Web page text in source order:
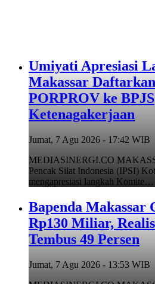
Umiyati Apresiasi
Makassar
PORPROV ke BPJS
Ketenagakerjaan
Jumat, 7 Agu 2026 - 17:42 WIB
MEDIASINERGI.CO
Pencak Silat Indonesia (IPSI)
mengapresiasi langkah Komite…
Bapenda Makassar
Rp130 Miliar,
Tembus 49 Persen
Jumat, 7 Agu 2026 - 13:53 WIB